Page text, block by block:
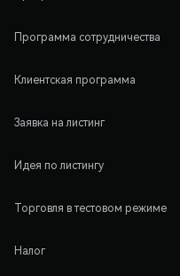
Программа сотрудничества
Клиентская программа
Заявка на листинг
Идея по листингу
Торговля в тестовом режиме
Налог